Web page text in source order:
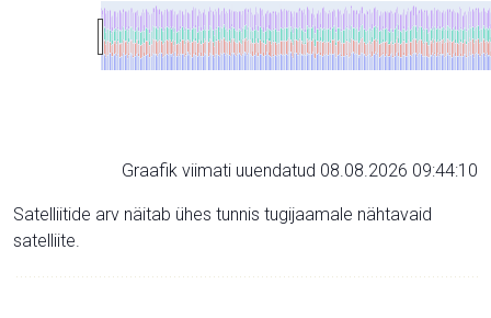
Graafik viimati uuendatud 08.08.2026 09:44:10
Satelliitide arv näitab ühes tunnis tugijaamale nähtavaid
satelliite.